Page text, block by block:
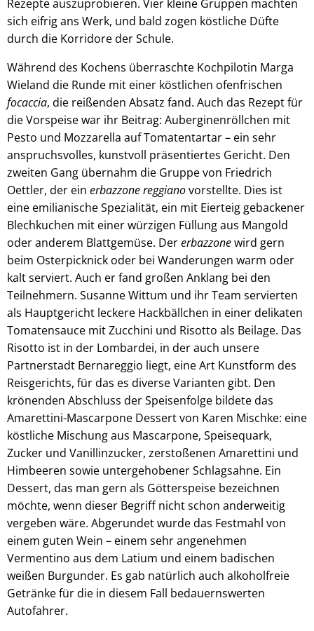
Rezepte auszuprobieren. Vier kleine Gruppen machten
sich eifrig ans Werk, und bald zogen köstliche Düfte
durch die Korridore der Schule.
Während des Kochens überraschte Kochpilotin Marga
Wieland die Runde mit einer köstlichen ofenfrischen
focaccia, die reißenden Absatz fand. Auch das Rezept für
die Vorspeise war ihr Beitrag: Auberginenröllchen mit
Pesto und Mozzarella auf Tomatentartar – ein sehr
anspruchsvolles, kunstvoll präsentiertes Gericht. Den
zweiten Gang übernahm die Gruppe von Friedrich
Oettler, der ein erbazzone reggianovorstellte. Dies ist
eine emilianische Spezialität, ein mit Eierteig gebackener
Blechkuchen mit einer würzigen Füllung aus Mangold
oder anderem Blattgemüse. Dererbazzonewird gern
beim Osterpicknick oder bei Wanderungen warm oder
kalt serviert. Auch er fand großen Anklang bei den
Teilnehmern. Susanne Wittum und ihr Team servierten
als Hauptgericht leckere Hackbällchen in einer delikaten
Tomatensauce mit Zucchini und Risotto als Beilage. Das
Risotto ist in der Lombardei, in der auch unsere
Partnerstadt Bernareggio liegt, eine Art Kunstform des
Reisgerichts, für das es diverse Varianten gibt. Den
krönenden Abschluss der Speisenfolge bildete das
Amarettini-Mascarpone Dessert von Karen Mischke: eine
köstliche Mischung aus Mascarpone, Speisequark,
Zucker und Vanillinzucker, zerstoßenen Amarettini und
Himbeeren sowie untergehobener Schlagsahne. Ein
Dessert, das man gern als Götterspeise bezeichnen
möchte, wenn dieser Begriff nicht schon anderweitig
vergeben wäre. Abgerundet wurde das Festmahl von
einem guten Wein – einem sehr angenehmen
Vermentino aus dem Latium und einem badischen
weißen Burgunder. Es gab natürlich auch alkoholfreie
Getränke für die in diesem Fall bedauernswerten
Autofahrer.